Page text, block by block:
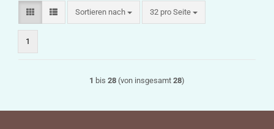
Sortieren nach
Sortieren nach 32 pro Seite
pro Seite
1
1 bis 28 (von insgesamt 28)